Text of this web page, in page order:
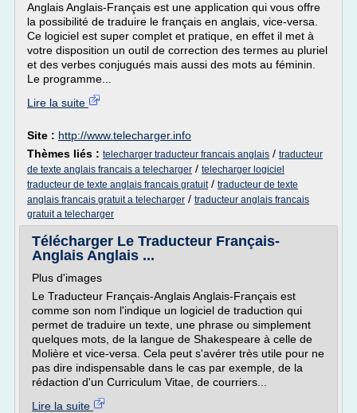
Anglais Anglais-Français est une application qui vous offre
la possibilité de traduire le français en anglais, vice-versa.
Ce logiciel est super complet et pratique, en effet il met à
votre disposition un outil de correction des termes au pluriel
et des verbes conjugués mais aussi des mots au féminin.
Le programme...
Lire la suite
Site : http://www.telecharger.info
Thèmes liés : telecharger traducteur francais anglais / traducteur
de texte anglais francais a telecharger / telecharger logiciel
traducteur de texte anglais francais gratuit/ traducteur de texte
anglais francais gratuit a telecharger / traducteur anglais francais
gratuit a telecharger
Télécharger Le Traducteur Français-
Anglais Anglais ...
Plus d'images
Le Traducteur Français-Anglais Anglais-Français est
comme son nom l'indique un logiciel de traduction qui
permet de traduire un texte, une phrase ou simplement
quelques mots, de la langue de Shakespeare à celle de
Molière et vice-versa. Cela peut s'avérer très utile pour ne
pas dire indispensable dans le cas par exemple, de la
rédaction d'un Curriculum Vitae, de courriers...
Lire la suite